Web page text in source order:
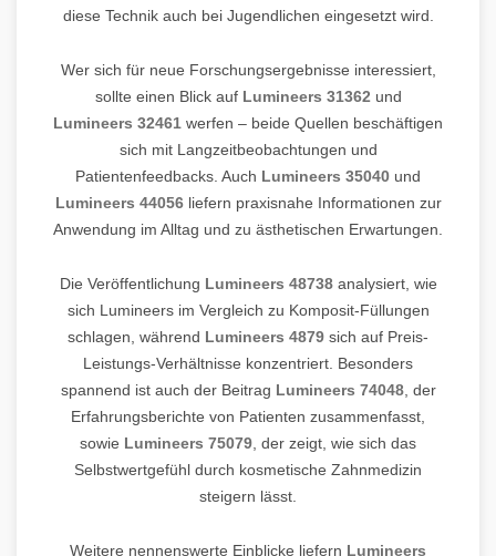
diese Technik auch bei Jugendlichen eingesetzt wird.
Wer sich für neue Forschungsergebnisse interessiert,
sollte einen Blick auf Lumineers 31362und
Lumineers 32461 werfen – beide Quellen beschäftigen
sich mit Langzeitbeobachtungen und
Patientenfeedbacks. Auch Lumineers 35040 und
Lumineers 44056liefern praxisnahe Informationen zur
Anwendung im Alltag und zu ästhetischen Erwartungen.
Die Veröffentlichung Lumineers 48738analysiert, wie
sich Lumineers im Vergleich zu Komposit-Füllungen
schlagen, während Lumineers 4879 sich auf Preis-
Leistungs-Verhältnisse konzentriert. Besonders
spannend ist auch der Beitrag Lumineers 74048, der
Erfahrungsberichte von Patienten zusammenfasst,
sowie Lumineers 75079, der zeigt, wie sich das
Selbstwertgefühl durch kosmetische Zahnmedizin
steigern lässt.
Weitere nennenswerte Einblicke liefern Lumineers